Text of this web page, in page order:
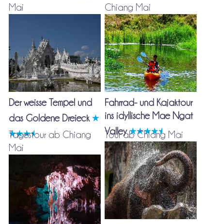
Mai
Der weisse Tempel und
das Goldene Dreieck
Chiang Mai
Fahrrad- und Kajaktour
ins idyllische Mae Ngat
Valley
Tagestour ab Chiang
Mai
Tour ab Chiang Mai